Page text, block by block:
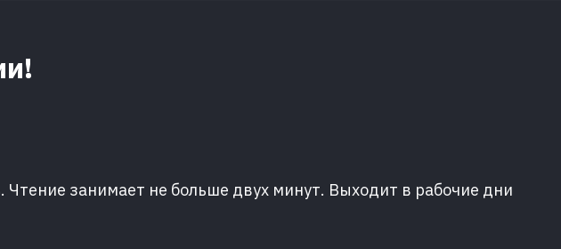
занимает не больше двух минут. Выходит в рабочие дни